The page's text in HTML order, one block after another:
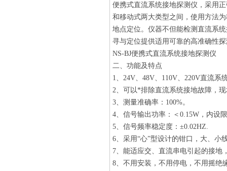
便携式直流系统接地探测仪，采用
和移动式两大类型之间，使用方法
地点定位。仪器不但能检测直流系
寻与定位提供适用可靠的高准确性
NS-BJ便携式直流系统接地探测仪
二、功能及特点
1、24V、48V、110V、220V直流
2、可以*排除直流系统接地故障，
3、测量准确率：100%。
4、信号输出功率：＜0.15W，内设
5、信号频率稳定度：±0.02HZ.
6、采用“心”型设计的钳口，大、小
7、能适应交、直流串电引起的接
8、不用安装，不用停电，不用摇